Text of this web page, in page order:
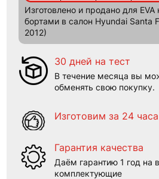
Изготовлено и продано для
бортами в салон Hyundai Santa
2012)
30 дней на тест
В течение месяца вы
обменять свою покупку.
Изготовим за 24 часа
Гарантия качества
Даём гарантию 1 год на
комплектующие